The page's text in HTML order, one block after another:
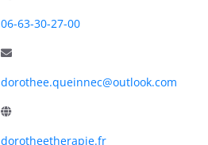
06-63-30-27-00
dorothee.queinnec@outlook.com
dorotheetherapie.fr